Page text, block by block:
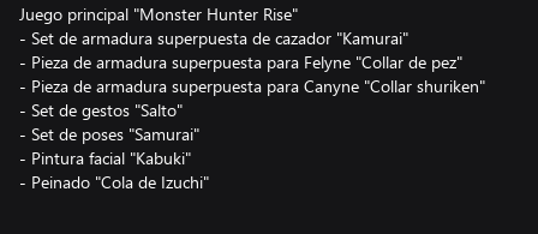
Juego principal "Monster Hunter Rise"
- Set de armadura superpuesta de cazador "Kamurai"
- Pieza de armadura superpuesta para Felyne "Collar de pez"
- Pieza de armadura superpuesta para Canyne "Collar shuriken"
- Set de gestos "Salto"
- Set de poses "Samurai"
- Pintura facial "Kabuki"
- Peinado "Cola de Izuchi"